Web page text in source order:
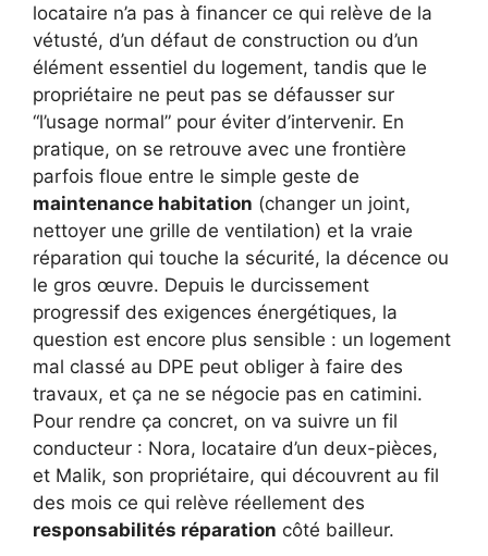
locataire n’a pas à financer ce qui relève de la
vétusté, d’un défaut de construction ou d’un
élément essentiel du logement, tandis que le
propriétaire ne peut pas se défausser sur
“l’usage normal” pour éviter d’intervenir. En
pratique, on se retrouve avec une frontière
parfois floue entre le simple geste de
maintenance habitation (changer un joint,
nettoyer une grille de ventilation) et la vraie
réparation qui touche la sécurité, la décence ou
le gros œuvre. Depuis le durcissement
progressif des exigences énergétiques, la
question est encore plus sensible : un logement
mal classé au DPE peut obliger à faire des
travaux, et ça ne se négocie pas en catimini.
Pour rendre ça concret, on va suivre un fil
conducteur : Nora, locataire d’un deux-pièces,
et Malik, son propriétaire, qui découvrent au fil
des mois ce qui relève réellement des
responsabilités réparation côté bailleur.